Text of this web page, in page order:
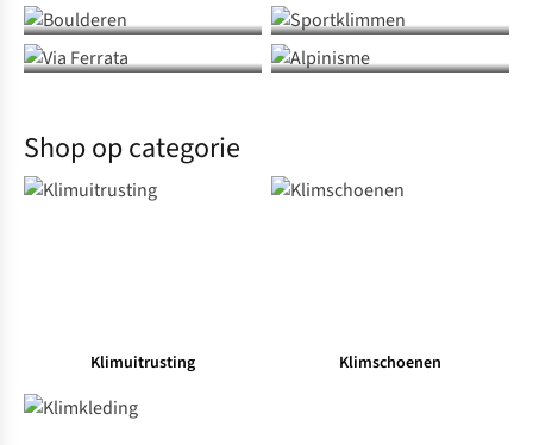
Via ferrata
Alpinisme
Shop op categorie
Klimuitrusting Klimschoenen